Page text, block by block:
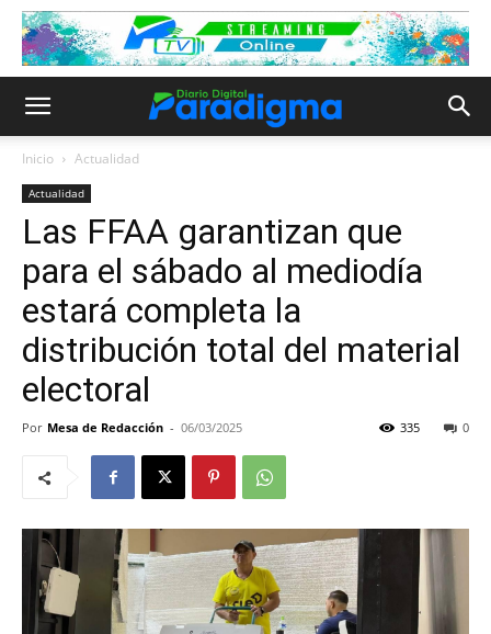
Inicio Actualidad
Actualidad
Las FFAA garantizan que
para el sábado al mediodía
estará completa la
distribución total del material
electoral
Por Mesa de Redacción - 06/03/2025 0
335